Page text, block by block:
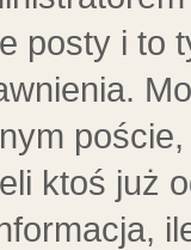
posty i to
ktoś już